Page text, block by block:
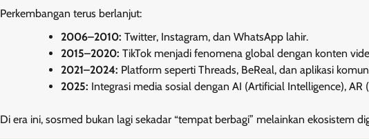
Perkembangan terus berlanjut:
2006–2010: Twitter, Instagram, dan WhatsApp lahir.
2015–2020: TikTok menjadi fenomena global dengan konten
2021–2024: Platform seperti Threads, BeReal, dan aplikasi
2025: Integrasi media sosial dengan AI (Artificial Intelligence),
Di era ini, sosmed bukan lagi sekadar “tempat berbagi” melainkan ekosistem